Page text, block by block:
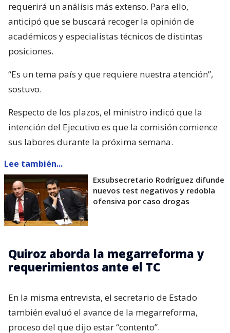
requerirá un análisis más extenso. Para ello,
anticipó que se buscará recoger la opinión de
académicos y especialistas técnicos de distintas
posiciones.
“Es un tema país y que requiere nuestra atención”,
sostuvo.
Respecto de los plazos, el ministro indicó que la
intención del Ejecutivo es que la comisión comience
sus labores durante la próxima semana.
Lee también...
Exsubsecretario Rodríguez difunde
nuevos test negativos y redobla
ofensiva por caso drogas
Quiroz aborda la megarreforma y
requerimientos ante el TC
En la misma entrevista, el secretario de Estado
también evaluó el avance de la megarreforma,
proceso del que dijo estar “contento”.